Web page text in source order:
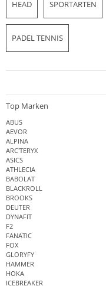
HEAD SPORTARTEN
PADEL TENNIS
Top Marken
ABUS
AEVOR
ALPINA
ARC'TERYX
ASICS
ATHLECIA
BABOLAT
BLACKROLL
BROOKS
DEUTER
DYNAFIT
F2
FANATIC
FOX
GLORYFY
HAMMER
HOKA
ICEBREAKER